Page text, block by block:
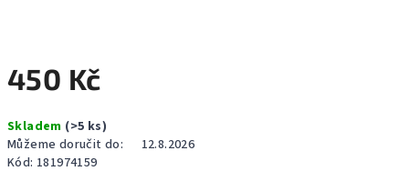
450 Kč
cena:
Skladem (>5 ks)
Můžeme doručit do:
12.8.2026
Kód: 181974159